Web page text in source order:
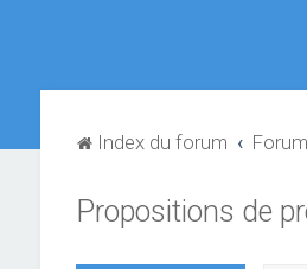
Index du forum
Propositions de